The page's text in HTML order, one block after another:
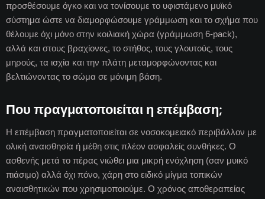
προσθέσουμε όγκο και να τονίσουμε το υφιστάμενο μυϊκό
σύστημα ώστε να διαμορφώσουμε γράμμωση και το σχήμα που
θέλουμε όχι μόνο στην κοιλιακή χώρα (γράμμωση 6-pack),
αλλά και στους βραχίονες, το στήθος, τους γλουτούς, τους
μηρούς, τα ισχία και την πλάτη μεταμορφώνοντας και
βελτιώνοντας το σώμα σε μόνιμη βάση.
Που πραγματοποιείται η επέμβαση;
Η επέμβαση πραγματοποιείται σε νοσοκομειακό περιβάλλον με
ολική αναισθησία ή μέθη στις πλέον ασφαλείς συνθήκες. Ο
ασθενής μετά το πέρας νιώθει μια μικρή ενόχληση (σαν μυικό
πιάσιμο) αλλά όχι πόνο, χάρη στο ειδικό μίγμα τοπικών
αναισθητικών που χρησιμοποιούμε. Ο χρόνος αποθεραπείας